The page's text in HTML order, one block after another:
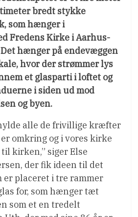
bredt stykke
som hænger i
Fredens Kirke i Aarhus-
hænger på endevæggen
hvor der strømmer lys
et glasparti i loftet og
i siden ud mod
og byen.
alle de frivillige kræfter
omkring og i vores kirke
kirken,” siger Else
der fik ideen til det
er placeret i tre rammer
for, som hænger tæt
som et en tredelt